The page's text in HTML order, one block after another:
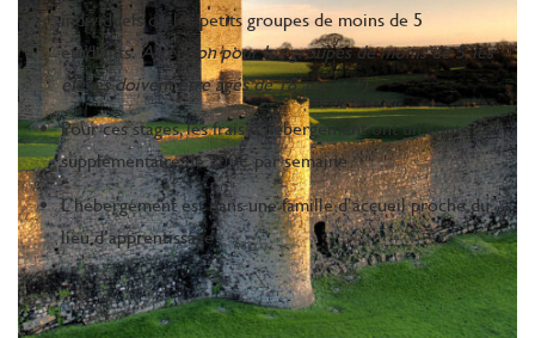
individuels ou les petits groupes de moins de 5
étudiants. Attention pour les groupes de moins de 5, les
élèves doivent être âgés de 18 ans et +)
Pour ces stages, les frais d’hébergement ont un cout
supplémentaire de 200€ par semaine
L’hébergement est dans une famille d’accueil proche du
lieu d’apprentissage